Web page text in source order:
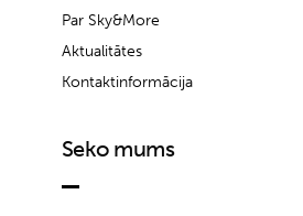
Par Sky&More
Aktualitātes
Kontaktinformācija
Seko mums